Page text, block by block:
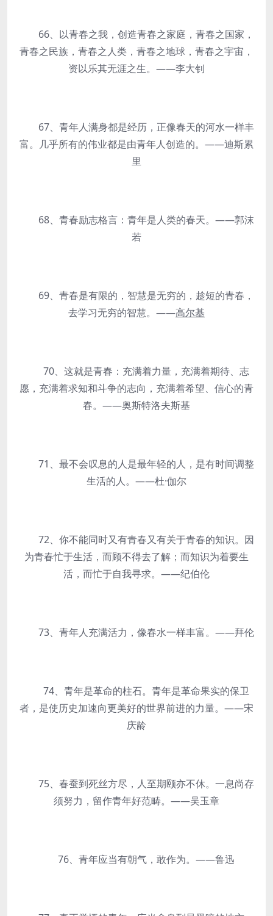
66、以青春之我，创造青春之家庭，青春之国家，
青春之民族，青春之人类，青春之地球，青春之宇宙，
资以乐其无涯之生。——李大钊
67、青年人满身都是经历，正像春天的河水一样丰
富。几乎所有的伟业都是由青年人创造的。——迪斯累
里
68、青春励志格言：青年是人类的春天。——郭沫
若
69、青春是有限的，智慧是无穷的，趁短的青春，
去学习无穷的智慧。——高尔基
70、这就是青春：充满着力量，充满着期待、志
愿，充满着求知和斗争的志向，充满着希望、信心的青
春。——奥斯特洛夫斯基
71、最不会叹息的人是最年轻的人，是有时间调整
生活的人。——杜·伽尔
72、你不能同时又有青春又有关于青春的知识。因
为青春忙于生活，而顾不得去了解；而知识为着要生
活，而忙于自我寻求。——纪伯伦
73、青年人充满活力，像春水一样丰富。——拜伦
74、青年是革命的柱石。青年是革命果实的保卫
者，是使历史加速向更美好的世界前进的力量。——宋
庆龄
75、春蚕到死丝方尽，人至期颐亦不休。一息尚存
须努力，留作青年好范畴。——吴玉章
76、青年应当有朝气，敢作为。——鲁迅